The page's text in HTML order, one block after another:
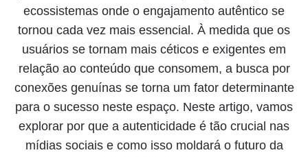
ecossistemas onde o engajamento autêntico se
tornou cada vez mais essencial. À medida que os
usuários se tornam mais céticos e exigentes em
relação ao conteúdo que consomem, a busca por
conexões genuínas se torna um fator determinante
para o sucesso neste espaço. Neste artigo, vamos
explorar por que a autenticidade é tão crucial nas
mídias sociais e como isso moldará o futuro da